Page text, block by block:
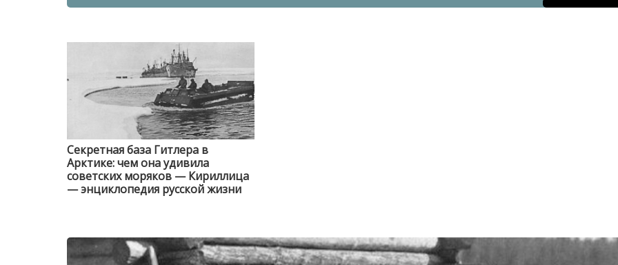
Секретная база Гитлера в
Арктике: чем она удивила
советских моряков — Кириллица
— энциклопедия русской жизни